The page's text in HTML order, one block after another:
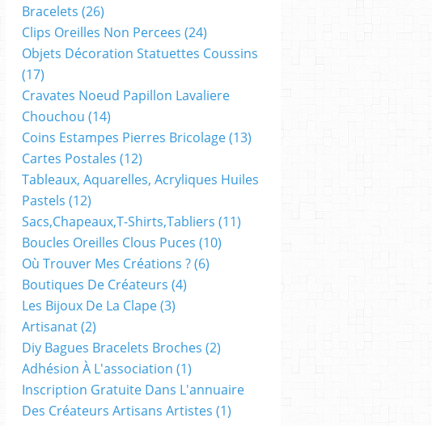
Bracelets (26)
Clips Oreilles Non Percees (24)
Objets Décoration Statuettes Coussins
(17)
Cravates Noeud Papillon Lavaliere
Chouchou (14)
Coins Estampes Pierres Bricolage(13)
Cartes Postales (12)
Tableaux, Aquarelles, Acryliques Huiles
Pastels (12)
Sacs,chapeaux,t-Shirts,tabliers (11)
Boucles Oreilles Clous Puces (10)
Où Trouver Mes Créations ?(6)
Boutiques De Créateurs (4)
Les Bijoux De La Clape(3)
Artisanat(2)
Diy Bagues Bracelets Broches (2)
Adhésion À L'association (1)
Inscription Gratuite Dans L'annuaire
Des Créateurs Artisans Artistes (1)